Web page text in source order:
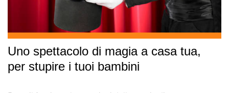
Uno spettacolo di magia a casa tua,
per stupire i tuoi bambini